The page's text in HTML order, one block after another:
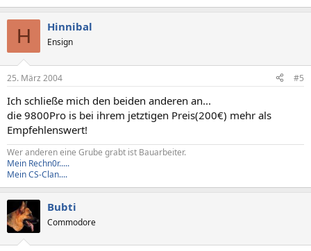
H Hinnibal
Ensign
25. März 2004 #5
Ich schließe mich den beiden anderen an...
die 9800Pro is bei ihrem jetztigen Preis(200€) mehr als
Empfehlenswert!
Wer anderen eine Grube grabt ist Bauarbeiter.
Mein Rechn0r.....
Mein CS-Clan....
Bubti
Commodore